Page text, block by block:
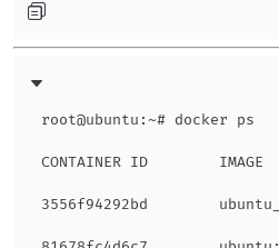
root@ubuntu:~# docker ps
CONTAINER ID
3556f94292bd